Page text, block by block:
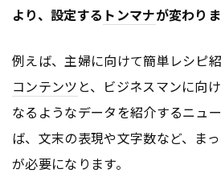
より、設定する トンマナが変わり
例えば、主婦に向けて簡単レシピ
コンテンツ と、ビジネスマンに向
なるようなデータを紹介するニュ
ば、文末の表現や文字数など、ま
が必要になります。